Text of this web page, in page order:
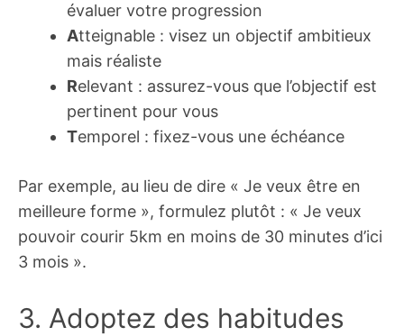
évaluer votre progression
Atteignable : visez un objectif ambitieux
mais réaliste
Relevant : assurez-vous que l’objectif est
pertinent pour vous
Temporel : fixez-vous une échéance
Par exemple, au lieu de dire « Je veux être en
meilleure forme », formulez plutôt : « Je veux
pouvoir courir 5km en moins de 30 minutes d’ici
3 mois ».
3. Adoptez des habitudes